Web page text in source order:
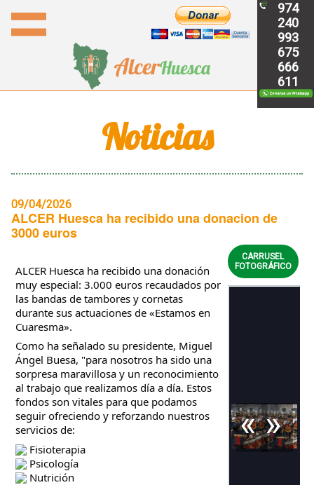
974
240
993
675
666
611
Noticias
09/04/2026
ALCER Huesca ha recibido una donacion de
3000 euros
ALCER Huesca ha recibido una donación
muy especial: 3.000 euros recaudados por
las bandas de tambores y cornetas
durante sus actuaciones de «Estamos en
Cuaresma».
Como ha señalado su presidente, Miguel
Ángel Buesa, "para nosotros ha sido una
sorpresa maravillosa y un reconocimiento
al trabajo que realizamos día a día. Estos
fondos son vitales para que podamos
seguir ofreciendo y reforzando nuestros
servicios de:
Fisioterapia
Psicología
Nutrición
CARRUSEL
FOTOGRÁFICO
« »